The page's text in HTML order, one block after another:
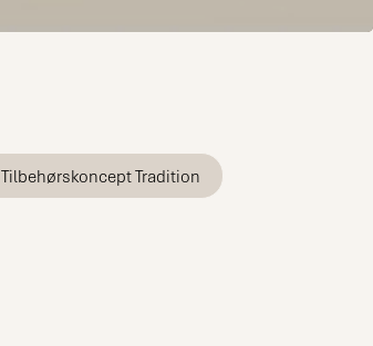
Tilbehørskoncept Tradition